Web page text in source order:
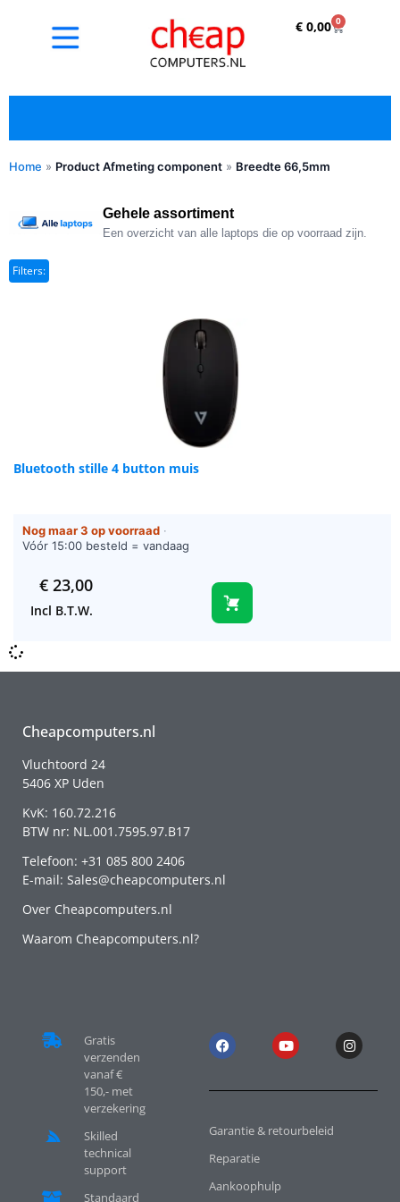
€0,00 0
✓ Refurbished kopen met duidelijke 5-sterren
Home » Product Afmeting component » Breedte 66,5mm
Gehele assortiment
Een overzicht van alle laptops die op voorraad zijn.
Filters:
Bluetooth stille 4 button muis
Nog maar 3 op voorraad ·
Vóór 15:00 besteld = vandaag
€23,00
Incl B.T.W.
Cheapcomputers.nl
Vluchtoord 24
5406 XP Uden
KvK: 160.72.216
BTW nr: NL.001.7595.97.B17
Telefoon: +31 085 800 2406
E-mail: Sales@cheapcomputers.nl
Over Cheapcomputers.nl
Waarom Cheapcomputers.nl?
Gratis
verzenden
vanaf €
150,- met
verzekering
Skilled
technical
support
Standaard
Garantie & retourbeleid
Reparatie
Aankoophulp